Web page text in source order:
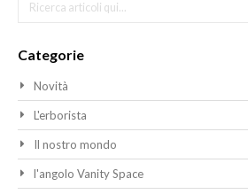
Categorie
Novità
L'erborista
Il nostro mondo
l'angolo Vanity Space